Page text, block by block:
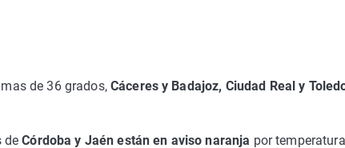
de 36 grados, Cáceres y Badajoz, Ciudad Real y
deCórdoba y Jaén están en aviso naranja por